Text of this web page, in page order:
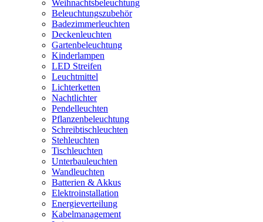
Weihnachtsbeleuchtung
Beleuchtungszubehör
Badezimmerleuchten
Deckenleuchten
Gartenbeleuchtung
Kinderlampen
LED Streifen
Leuchtmittel
Lichterketten
Nachtlichter
Pendelleuchten
Pflanzenbeleuchtung
Schreibtischleuchten
Stehleuchten
Tischleuchten
Unterbauleuchten
Wandleuchten
Batterien & Akkus
Elektroinstallation
Energieverteilung
Kabelmanagement